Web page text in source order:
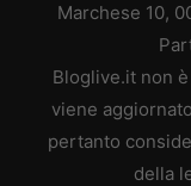
Marchese 10,
Bloglive.it non
viene
pertanto
della